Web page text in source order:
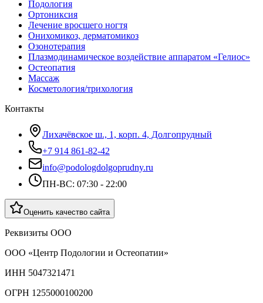
Подология
Ортониксия
Лечение вросшего ногтя
Онихомикоз, дерматомикоз
Озонотерапия
Плазмодинамическое воздействие аппаратом «Гелиос»
Остеопатия
Массаж
Косметология/трихология
Контакты
Лихачёвское ш., 1, корп. 4, Долгопрудный
+7 914 861-82-42
info@podologdolgoprudny.ru
ПН-ВС: 07:30 - 22:00
Оценить качество сайта
Реквизиты ООО
ООО «Центр Подологии и Остеопатии»
ИНН 5047321471
ОГРН 1255000100200